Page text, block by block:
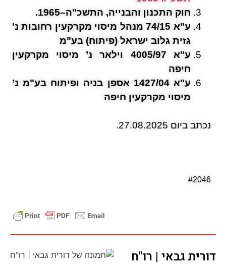
חוק התכנון והבנייה, התשכ"ה–1965
.
ע"א 74/15 מנהל מיסוי מקרקעין רחובות נ'
גזית גלוב ישראל (פיתוח) בע"מ
ע"א 4005/97 וילאר נ’ מיסוי מקרקעין
חיפה
ע"א 1427/04 אספן בניה ופיתוח בע"מ נ’
מיסוי מקרקעין חיפה
נכתב ביום 27.08.2025.
#2046
דורית גבאי | רו"ח